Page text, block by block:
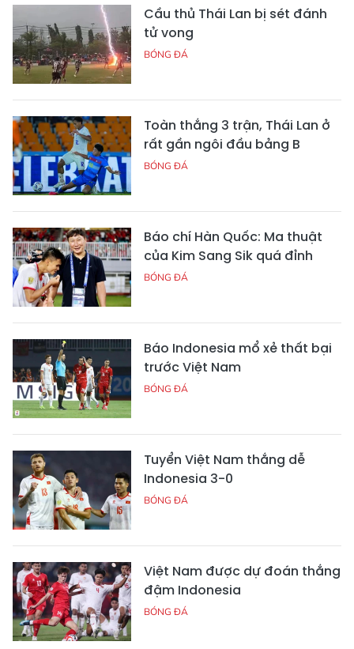
Cầu thủ Thái Lan bị sét đánh
tử vong
BÓNG ĐÁ
Toàn thắng 3 trận, Thái Lan ở
rất gần ngôi đầu bảng B
BÓNG ĐÁ
Báo chí Hàn Quốc: Ma thuật
của Kim Sang Sik quá đỉnh
BÓNG ĐÁ
Báo Indonesia mổ xẻ thất bại
trước Việt Nam
BÓNG ĐÁ
Tuyển Việt Nam thắng dễ
Indonesia 3-0
BÓNG ĐÁ
Việt Nam được dự đoán thắng
đậm Indonesia
BÓNG ĐÁ